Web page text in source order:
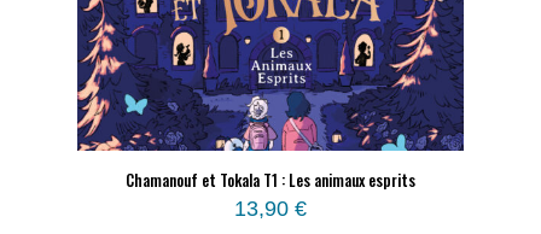
Chamanouf et Tokala T1 : Les animaux esprits
13,90 €